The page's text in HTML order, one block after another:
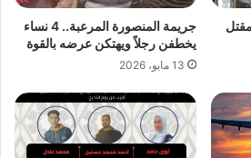
جريمة المنصورة المرعبة.. 4 نساء
يخطفن رجلاً ويهتكن عرضه بالقوة
13 مايو، 2026